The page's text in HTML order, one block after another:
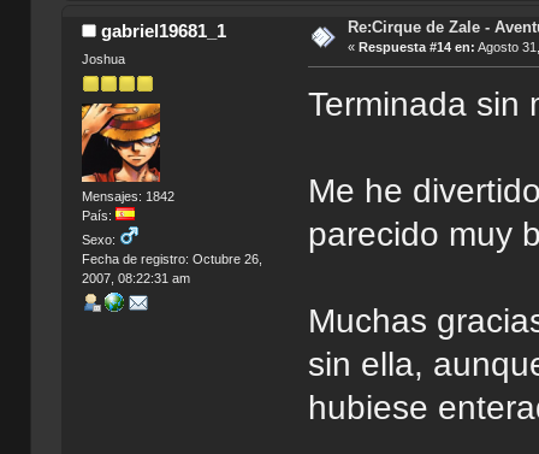
gabriel19681_1
Joshua
Mensajes: 1842
País:
Sexo:
Fecha de registro: Octubre 26,
2007, 08:22:31 am
Re:Cirque de Zale -
« Respuesta #14 en: Agosto
Terminada sin
Me he
parecido muy
Muchas
sin ella,
hubiese